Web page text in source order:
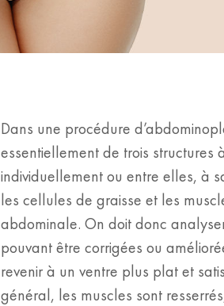
Dans une procédure
essentiellement de trois structures
individuellement ou entre elles, à
les cellules de graisse et les
abdominale. On doit donc
pouvant être corrigées ou
revenir à un ventre plus plat et
général, les muscles sont